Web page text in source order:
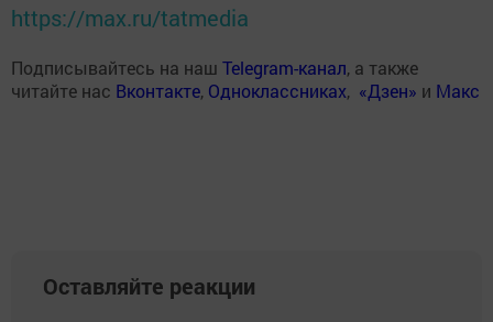
https://max.ru/tatmedia
Подписывайтесь на наш Telegram-канал, а также
читайте нас Вконтакте, Одноклассниках, «Дзен» и Макс
Оставляйте реакции